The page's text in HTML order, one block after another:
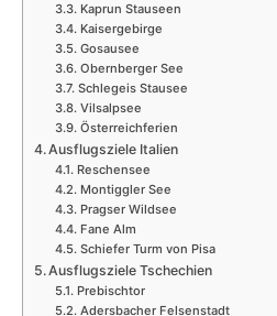
Kaprun Stauseen
Kaisergebirge
Gosausee
Obernberger See
Schlegeis Stausee
Vilsalpsee
Österreichferien
Ausflugsziele Italien
Reschensee
Montiggler See
Pragser Wildsee
Fane Alm
Schiefer Turm von Pisa
Ausflugsziele Tschechien
Prebischtor
Adersbacher Felsenstadt